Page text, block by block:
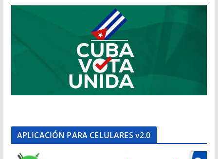
APLICACIÓN PARA CELULARES v2.0